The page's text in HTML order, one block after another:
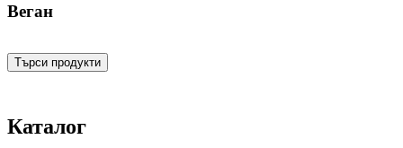
Веган
Търси продукти
Каталог